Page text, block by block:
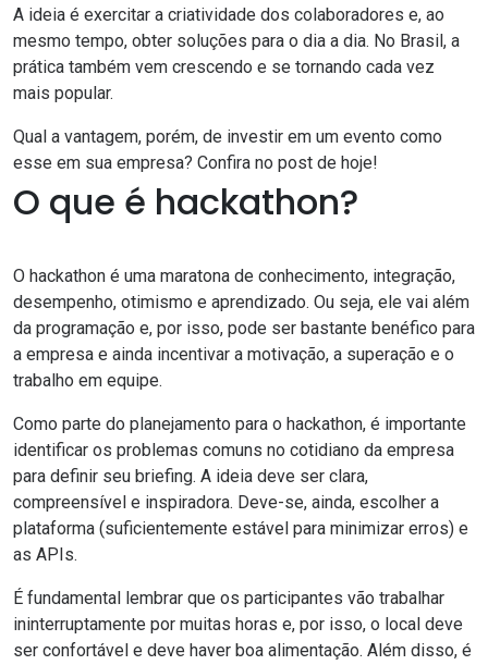
A ideia é exercitar a criatividade dos colaboradores e, ao
mesmo tempo, obter soluções para o dia a dia. No Brasil, a
prática também vem crescendo e se tornando cada vez
mais popular.
Qual a vantagem, porém, de investir em um evento como
esse em sua empresa? Confira no post de hoje!
O que é hackathon?
O hackathon é uma maratona de conhecimento, integração,
desempenho, otimismo e aprendizado. Ou seja, ele vai além
da programação e, por isso, pode ser bastante benéfico para
a empresa e ainda incentivar a motivação, a superação e o
trabalho em equipe.
Como parte do planejamento para o hackathon, é importante
identificar os problemas comuns no cotidiano da empresa
para definir seu briefing. A ideia deve ser clara,
compreensível e inspiradora. Deve-se, ainda, escolher a
plataforma (suficientemente estável para minimizar erros) e
as APIs.
É fundamental lembrar que os participantes vão trabalhar
ininterruptamente por muitas horas e, por isso, o local deve
ser confortável e deve haver boa alimentação. Além disso, é